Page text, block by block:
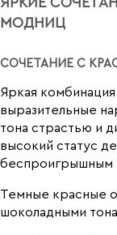
МОДНИЦ
СОЧЕТАНИЕ С
Яркая
выразительные
тона страстью и
высокий статус
беспроигрышным
Темные красные
шоколадными